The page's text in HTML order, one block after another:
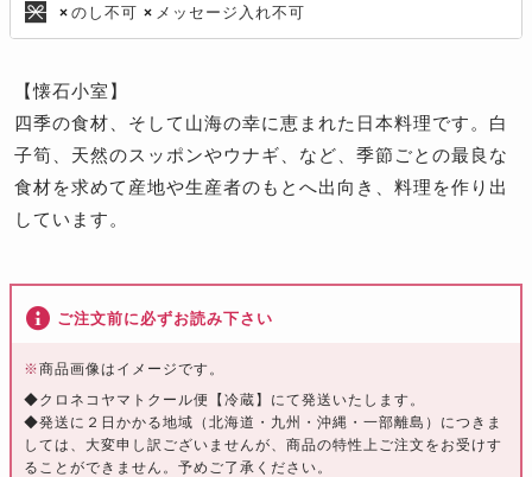
× のし不可 × メッセージ入れ不可
【懐石小室】
四季の食材、そして山海の幸に恵まれた日本料理です。白
子筍、天然のスッポンやウナギ、など、季節ごとの最良な
食材を求めて産地や生産者のもとへ出向き、料理を作り出
しています。
ご注文前に必ずお読み下さい
※商品画像はイメージです。
◆クロネコヤマトクール便【冷蔵】にて発送いたします。
◆発送に２日かかる地域（北海道・九州・沖縄・一部離島）につきま
しては、大変申し訳ございませんが、商品の特性上ご注文をお受けす
ることができません。予めご了承ください。